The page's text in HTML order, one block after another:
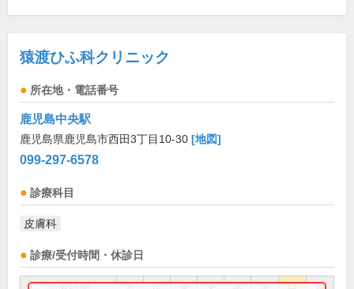
猿渡ひふ科クリニック
所在地・電話番号
鹿児島中央駅
鹿児島県鹿児島市西田3丁目10-30 [地図]
099-297-6578
診療科目
皮膚科
診療/受付時間・休診日